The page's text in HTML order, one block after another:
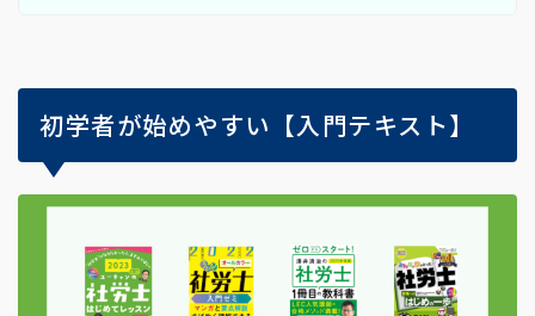
初学者が始めやすい【入門テキスト】